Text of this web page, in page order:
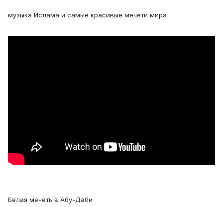
музыка Ислама и самые красивые мечети мира
Белая мечеть в Абу-Даби